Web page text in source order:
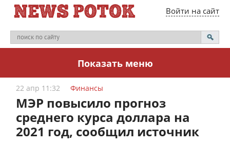
Войти на сайт
Показать меню
22 апр 11:32 Финансы
МЭР повысило прогноз
среднего курса доллара на
2021 год, сообщил источник